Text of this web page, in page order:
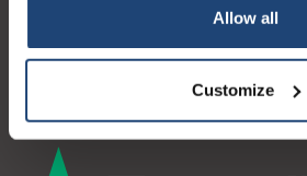
Allow all
Customize
Contactgegevens